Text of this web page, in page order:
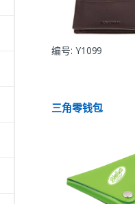
编号: Y1099
三角零钱包